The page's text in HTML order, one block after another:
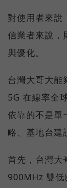
對使用者來說
信業者來說，
與優化。
台灣大哥大
5G 在線率全
依靠的不是單
略、基地台建
首先，台灣大
900MHz 雙低